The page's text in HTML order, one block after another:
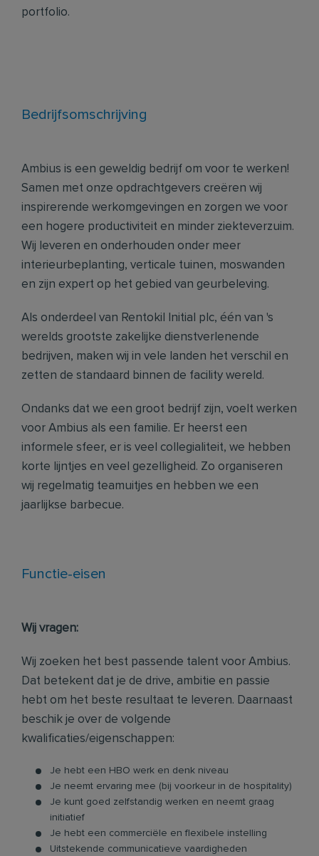
portfolio.
Bedrijfsomschrijving
Ambius is een geweldig bedrijf om voor te werken!
Samen met onze opdrachtgevers creëren wij
inspirerende werkomgevingen en zorgen we voor
een hogere productiviteit en minder ziekteverzuim.
Wij leveren en onderhouden onder meer
interieurbeplanting, verticale tuinen, moswanden
en zijn expert op het gebied van geurbeleving.
Als onderdeel van Rentokil Initial plc, één van 's
werelds grootste zakelijke dienstverlenende
bedrijven, maken wij in vele landen het verschil en
zetten de standaard binnen de facility wereld.
Ondanks dat we een groot bedrijf zijn, voelt werken
voor Ambius als een familie. Er heerst een
informele sfeer, er is veel collegialiteit, we hebben
korte lijntjes en veel gezelligheid. Zo organiseren
wij regelmatig teamuitjes en hebben we een
jaarlijkse barbecue.
Functie-eisen
Wij vragen:
Wij zoeken het best passende talent voor Ambius.
Dat betekent dat je de drive, ambitie en passie
hebt om het beste resultaat te leveren. Daarnaast
beschik je over de volgende
kwalificaties/eigenschappen:
Je hebt een HBO werk en denk niveau
Je neemt ervaring mee (bij voorkeur in de hospitality)
Je kunt goed zelfstandig werken en neemt graag
initiatief
Je hebt een commerciële en flexibele instelling
Uitstekende communicatieve vaardigheden